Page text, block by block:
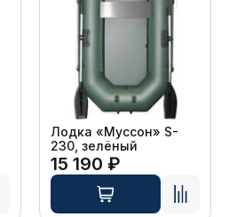
Лодка «Муссон» S-
230, зелёный
15 190 ₽